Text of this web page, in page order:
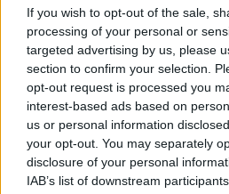
If you wish to opt-out of the sale,
processing of your personal or
targeted advertising by us, please
section to confirm your selection.
opt-out request is processed you
interest-based ads based on
us or personal information
your opt-out. You may separately
disclosure of your personal
IAB’s list of downstream
SCORPIONE
Marzo per te sará un mese
Finalmente é arrivato un periodo
lavorativa, che per quella
Pesci nel mese di marzo
fossi nativo della prima decade del
incertezza ultimamente nel campo
mese potrai risolvere la situazione. Il
tuo segno, passerai un ottimo